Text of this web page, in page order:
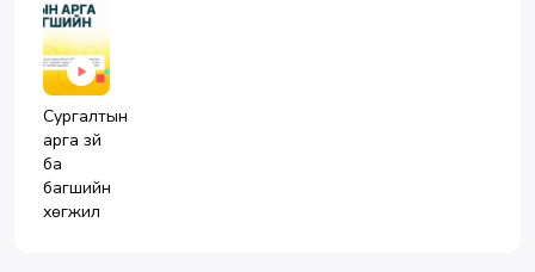
Сургалтын
арга зүй
ба
багшийн
хөгжил